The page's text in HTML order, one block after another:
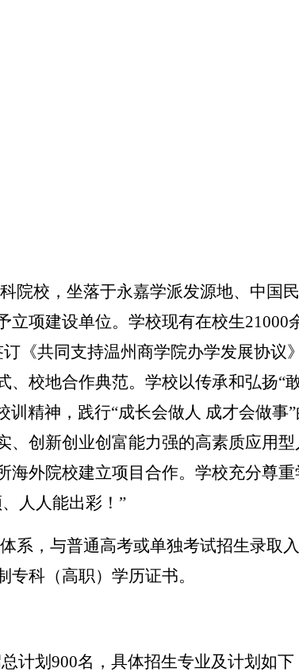
院校，坐落于永嘉学派发源地、中国
项建设单位。学校现有在校生21000
《共同支持温州商学院办学发展协
校地合作典范。学校以传承和弘扬“
训精神，践行“成长会做人 成才会做
创新创业创富能力强的高素质应用
外院校建立项目合作。学校充分尊
人人能出彩！”
系，与普通高考或单独考试招生录取
科（高职）学历证书。
计划900名，具体招生专业及计划如下